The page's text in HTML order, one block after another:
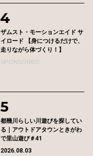
ザムスト・モーションエイド サ
イロード 【身につけるだけで、
走りながら体づくり！】
SPONSORED
都幾川らしい川遊びを探してい
る｜アウトドアタウンときがわ
で里山遊び＃41
2026.08.03